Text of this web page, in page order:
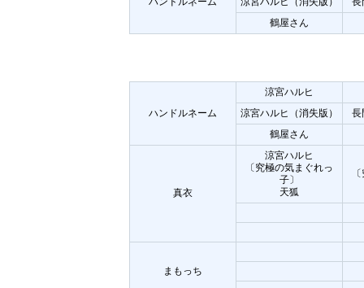
鶴屋さん
ハンドルネーム
涼宮ハルヒ
涼宮ハルヒ（消失版）
長
鶴屋さん
真衣
涼宮ハルヒ
〔究極の気まぐれっ
子〕
天狐
まもっち